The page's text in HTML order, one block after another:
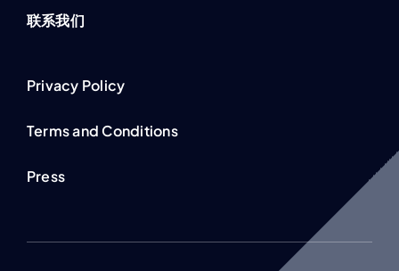
联系我们
Privacy Policy
Terms and Conditions
Press